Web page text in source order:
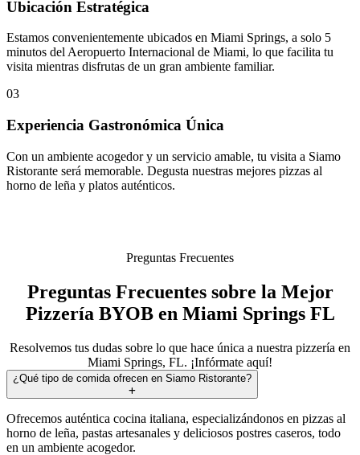
Ubicación Estratégica
Estamos convenientemente ubicados en Miami Springs, a solo 5
minutos del Aeropuerto Internacional de Miami, lo que facilita tu
visita mientras disfrutas de un gran ambiente familiar.
03
Experiencia Gastronómica Única
Con un ambiente acogedor y un servicio amable, tu visita a Siamo
Ristorante será memorable. Degusta nuestras mejores pizzas al
horno de leña y platos auténticos.
Preguntas Frecuentes
Preguntas Frecuentes sobre la Mejor
Pizzería BYOB en Miami Springs FL
Resolvemos tus dudas sobre lo que hace única a nuestra pizzería en
Miami Springs, FL. ¡Infórmate aquí!
¿Qué tipo de comida ofrecen en Siamo Ristorante?
Ofrecemos auténtica cocina italiana, especializándonos en pizzas al
horno de leña, pastas artesanales y deliciosos postres caseros, todo
en un ambiente acogedor.